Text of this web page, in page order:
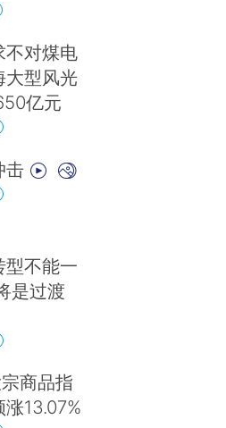
不对煤电
大型风光
亿元
击
型不能一
是过渡
商品指
13.07%